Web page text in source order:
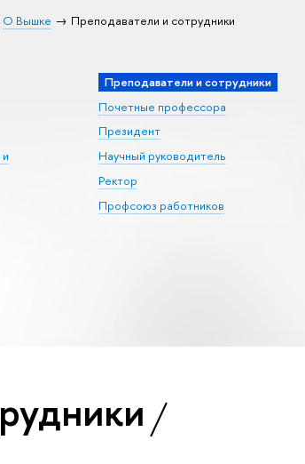
О Вышке Преподаватели и сотрудники
Преподаватели и сотрудники
Почетные профессора
Президент
Научный руководитель
Ректор
Профсоюз работников